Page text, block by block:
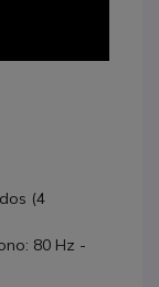
(4
80 Hz -